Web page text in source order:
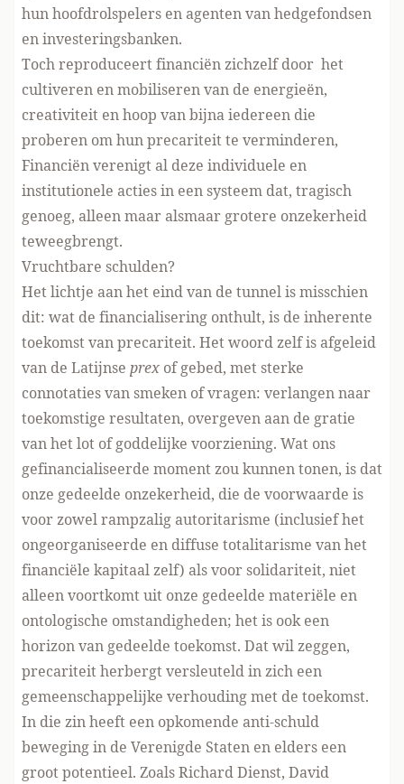
hun hoofdrolspelers en agenten van hedgefondsen
en investeringsbanken.
Toch reproduceert financiën zichzelf door het
cultiveren en mobiliseren van de energieën,
creativiteit en hoop van bijna iedereen die
proberen om hun precariteit te verminderen,
Financiën verenigt al deze individuele en
institutionele acties in een systeem dat, tragisch
genoeg, alleen maar alsmaar grotere onzekerheid
teweegbrengt.
Vruchtbare schulden?
Het lichtje aan het eind van de tunnel is misschien
dit: wat de financialisering onthult, is de inherente
toekomst van precariteit. Het woord zelf is afgeleid
van de Latijnse prex of gebed, met sterke
connotaties van smeken of vragen: verlangen naar
toekomstige resultaten, overgeven aan de gratie
van het lot of goddelijke voorziening. Wat ons
gefinancialiseerde moment zou kunnen tonen, is dat
onze gedeelde onzekerheid, die de voorwaarde is
voor zowel rampzalig autoritarisme (inclusief het
ongeorganiseerde en diffuse totalitarisme van het
financiële kapitaal zelf) als voor solidariteit, niet
alleen voortkomt uit onze gedeelde materiële en
ontologische omstandigheden; het is ook een
horizon van gedeelde toekomst. Dat wil zeggen,
precariteit herbergt versleuteld in zich een
gemeenschappelijke verhouding met de toekomst.
In die zin heeft een opkomende anti-schuld
beweging in de Verenigde Staten en elders een
groot potentieel. ZoalsRichard Dienst, David